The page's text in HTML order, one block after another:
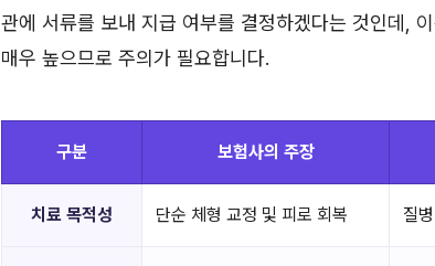
관에 서류를 보내 지급 여부를 결정하겠다는 것인데,
매우 높으므로 주의가 필요합니다.
구분 보험사의 주장
치료 목적성 단순 체형 교정 및 피로 회복 질